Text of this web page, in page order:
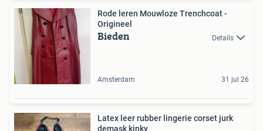
Rode leren Mouwloze Trenchcoat -
Origineel
Bieden Details
Amsterdam 31 jul 26
Latex leer rubber lingerie corset jurk
demask kinky